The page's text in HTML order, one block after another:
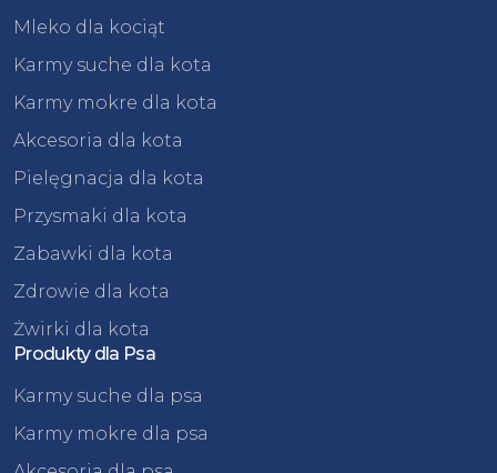
Mleko dla kociąt
Karmy suche dla kota
Karmy mokre dla kota
Akcesoria dla kota
Pielęgnacja dla kota
Przysmaki dla kota
Zabawki dla kota
Zdrowie dla kota
Żwirki dla kota
Produkty dla Psa
Karmy suche dla psa
Karmy mokre dla psa